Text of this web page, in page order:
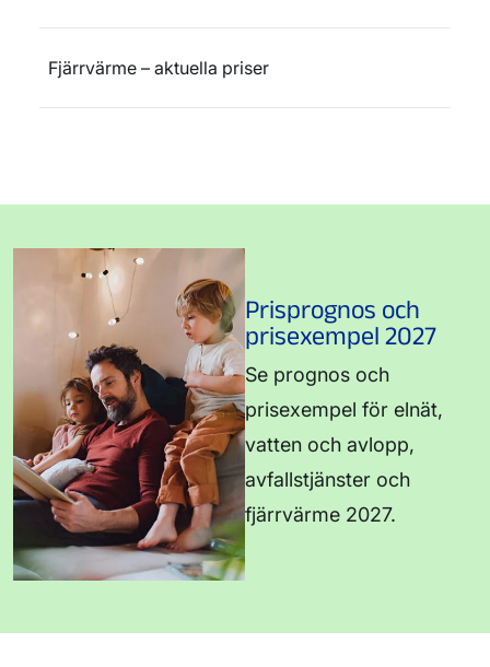
Fjärrvärme – aktuella priser
Prisprognos och
prisexempel 2027
Se prognos och
prisexempel för elnät,
vatten och avlopp,
avfallstjänster och
fjärrvärme 2027.